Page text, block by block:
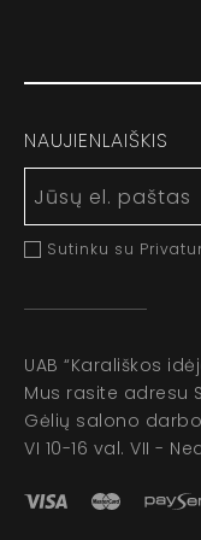
NAUJIENLAIŠKIS
Sutinku su
UAB “Karališkos
Mus rasite adresu
Gėlių salono
VI 10-16 val. VII -